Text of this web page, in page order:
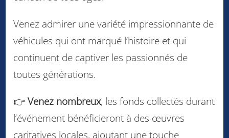
Venez admirer une variété impressionnante de
véhicules qui ont marqué l’histoire et qui
continuent de captiver les passionnés de
toutes générations.
👉Venez nombreux, les fonds collectés durant
l’événement bénéficieront à des œuvres
caritatives locales, ajoutant une touche